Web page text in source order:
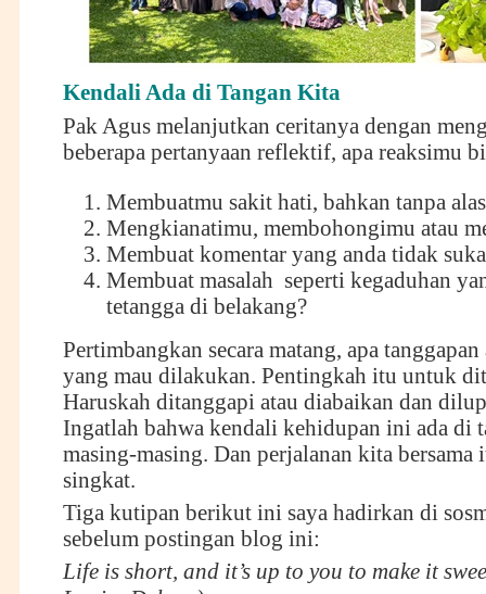
Kendali Ada di Tangan Kita
Pak Agus melanjutkan ceritanya dengan
beberapa pertanyaan reflektif, apa reaksimu
Membuatmu sakit hati, bahkan tanpa
Mengkianatimu, membohongimu atau
Membuat komentar yang anda tidak
Membuat masalah seperti kegaduhan
tetangga di belakang?
Pertimbangkan secara matang, apa
yang mau dilakukan. Pentingkah itu untuk
Haruskah ditanggapi atau diabaikan dan
Ingatlah bahwa kendali kehidupan ini ada di
masing-masing. Dan perjalanan kita bersama
singkat.
Tiga kutipan berikut ini saya hadirkan di
sebelum postingan blog ini:
Life is short, and it’s up to you to make it